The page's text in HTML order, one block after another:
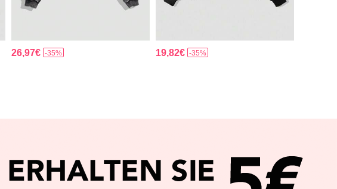
26,97€ -35% 19,82€ -35%